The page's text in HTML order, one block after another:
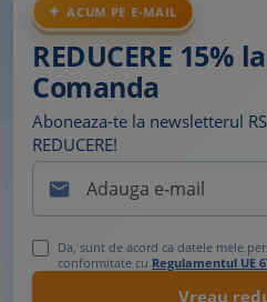
ACUM PE E-MAIL
REDUCERE 15%
Comanda
Aboneaza-te la newsletterul
REDUCERE!

Da, sunt de acord ca datele mele
conformitate cu Regulamentul UE